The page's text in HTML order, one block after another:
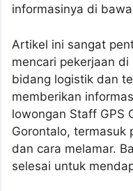
informasinya di
Artikel ini sangat
mencari pekerjaan
bidang logistik dan
memberikan
lowongan Staff GPS
Gorontalo, termasuk
dan cara melamar.
selesai untuk